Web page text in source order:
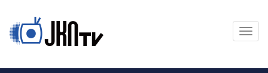
メ
ニ
ー